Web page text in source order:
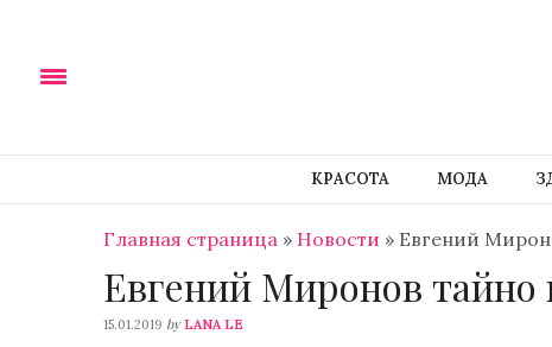
КРАСОТА МОДА
Главная страница » Новости » Евгений
Евгений Миронов тайно
15.01.2019 by LANA LE